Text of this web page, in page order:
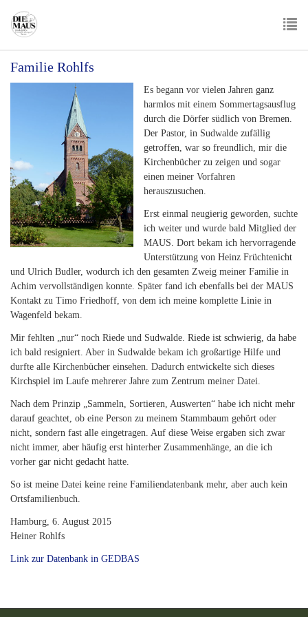
main
Familie Rohlfs
Es begann vor vielen Jahren ganz
harmlos mit einem Sommertagsausflug
durch die Dörfer südlich von Bremen.
Der Pastor, in Sudwalde zufällig
getroffen, war so freundlich, mir die
Kirchenbücher zu zeigen und sogar
einen meiner Vorfahren
herauszusuchen.
Erst einmal neugierig geworden, suchte
ich weiter und wurde bald Mitglied der
MAUS. Dort bekam ich hervorragende
Unterstützung von Heinz Früchtenicht
und Ulrich Budler, wodurch ich den gesamten Zweig meiner Familie in
Achim vervollständigen konnte. Später fand ich ebenfalls bei der MAUS
Kontakt zu Timo Friedhoff, von dem ich meine komplette Linie in
Wagenfeld bekam.
Mir fehlten „nur“ noch Riede und Sudwalde. Riede ist schwierig, da habe
ich bald resigniert. Aber in Sudwalde bekam ich großartige Hilfe und
durfte alle Kirchenbücher einsehen. Dadurch entwickelte sich dieses
Kirchspiel im Laufe mehrerer Jahre zum Zentrum meiner Datei.
Nach dem Prinzip „Sammeln, Sortieren, Auswerten“ habe ich nicht mehr
darauf geachtet, ob eine Person zu meinem Stammbaum gehört oder
nicht, sondern fast alle eingetragen. Auf diese Weise ergaben sich zwar
nicht immer, aber häufig erst hinterher Zusammenhänge, an die ich
vorher gar nicht gedacht hatte.
So ist meine Datei keine reine Familiendatenbank mehr, aber auch kein
Ortsfamilienbuch.
Hamburg, 6. August 2015
Heiner Rohlfs
Link zur Datenbank in GEDBAS